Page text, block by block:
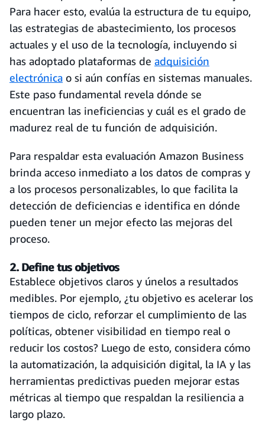
Para hacer esto, evalúa la estructura de tu equipo,
las estrategias de abastecimiento, los procesos
actuales y el uso de la tecnología, incluyendo si
has adoptado plataformas de adquisición
electrónica o si aún confías en sistemas manuales.
Este paso fundamental revela dónde se
encuentran las ineficiencias y cuál es el grado de
madurez real de tu función de adquisición.
Para respaldar esta evaluación Amazon Business
brinda acceso inmediato a los datos de compras y
a los procesos personalizables, lo que facilita la
detección de deficiencias e identifica en dónde
pueden tener un mejor efecto las mejoras del
proceso.
2. Define tus objetivos
Establece objetivos claros y únelos a resultados
medibles. Por ejemplo, ¿tu objetivo es acelerar los
tiempos de ciclo, reforzar el cumplimiento de las
políticas, obtener visibilidad en tiempo real o
reducir los costos? Luego de esto, considera cómo
la automatización, la adquisición digital, la IA y las
herramientas predictivas pueden mejorar estas
métricas al tiempo que respaldan la resiliencia a
largo plazo.